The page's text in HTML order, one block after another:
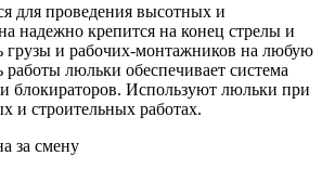
для проведения высотных и
надежно крепится на конец стрелы и
грузы и рабочих-монтажников на любую
работы люльки обеспечивает система
и блокираторов. Используют люльки при
и строительных работах.
за смену